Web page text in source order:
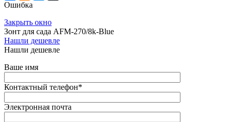
Ошибка
Закрыть окно
Зонт для сада AFM-270/8k-Blue
Нашли дешевле
Нашли дешевле
Ваше имя
Контактный телефон*
Электронная почта